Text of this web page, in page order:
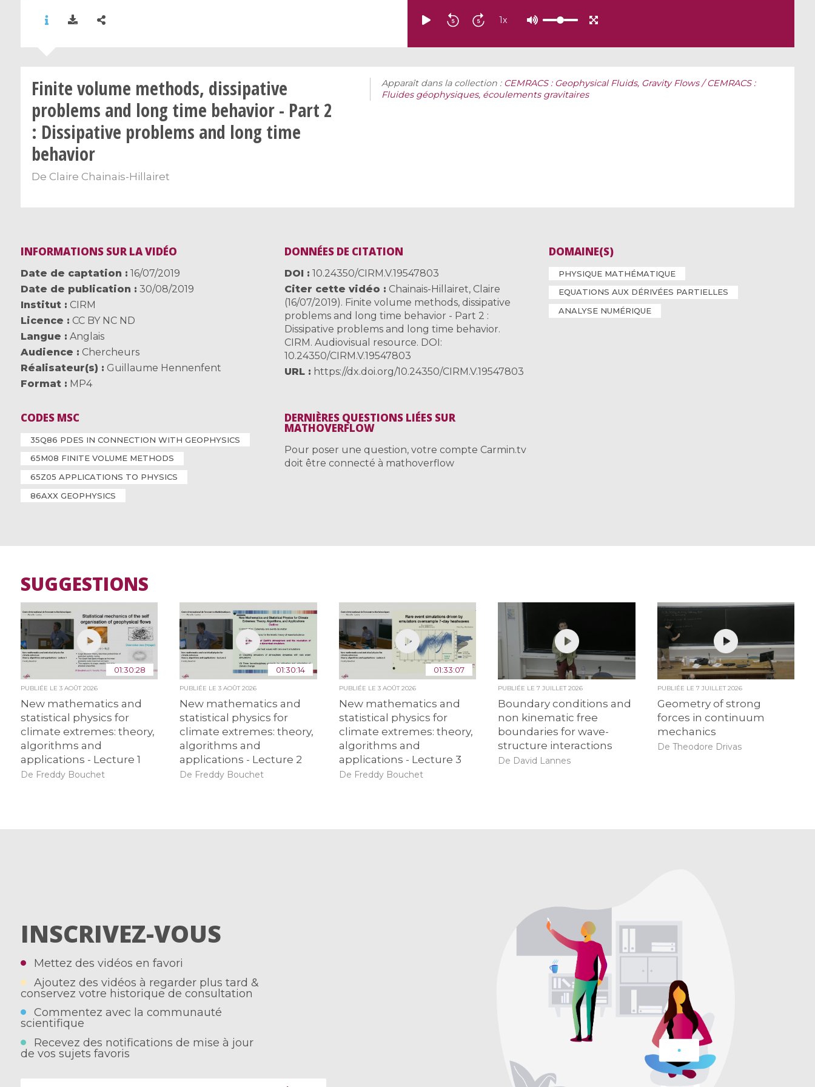
1x
Finite volume methods, dissipative
problems and long time behavior - Part 2
: Dissipative problems and long time
behavior
De Claire Chainais-Hillairet
Apparaît dans la collection : CEMRACS : Geophysical Fluids, Gravity Flows / CEMRACS :
Fluides géophysiques, écoulements gravitaires
INFORMATIONS SUR LA VIDÉO
Date de captation
16/07/2019
Date de publication
30/08/2019
Institut
CIRM
Licence
CC BY NC ND
Langue
Anglais
Audience
Chercheurs
Réalisateur(s)
Guillaume Hennenfent
Format
MP4
DONNÉES DE CITATION
DOI
10.24350/CIRM.V.19547803
Citer cette vidéo
Chainais-Hillairet, Claire
(16/07/2019). Finite volume methods, dissipative
problems and long time behavior - Part 2 :
Dissipative problems and long time behavior.
CIRM. Audiovisual resource. DOI:
10.24350/CIRM.V.19547803
URL
https://dx.doi.org/10.24350/CIRM.V.19547803
DOMAINE(S)
PHYSIQUE MATHÉMATIQUE
EQUATIONS AUX DÉRIVÉES PARTIELLES
ANALYSE NUMÉRIQUE
CODES MSC
35Q86 PDES IN CONNECTION WITH GEOPHYSICS
65M08 FINITE VOLUME METHODS
65Z05 APPLICATIONS TO PHYSICS
86AXX GEOPHYSICS
DERNIÈRES QUESTIONS LIÉES SUR
MATHOVERFLOW
Pour poser une question, votre compte Carmin.tv
doit être connecté à mathoverflow
SUGGESTIONS
01:30:28
PUBLIÉE LE 3 AOÛT 2026
New mathematics and
statistical physics for
climate extremes: theory,
algorithms and
applications - Lecture 1
De Freddy Bouchet
01:30:14
PUBLIÉE LE3 AOÛT 2026
New mathematics and
statistical physics for
climate extremes: theory,
algorithms and
applications - Lecture 2
De Freddy Bouchet
01:33:07
PUBLIÉE LE 3 AOÛT 2026
New mathematics and
statistical physics for
climate extremes: theory,
algorithms and
applications - Lecture 3
De Freddy Bouchet
PUBLIÉE LE7 JUILLET 2026
Boundary conditions and
non kinematic free
boundaries for wave-
structure interactions
De David Lannes
PUBLIÉE LE 7 JUILLET 2026
Geometry of strong
forces in continuum
mechanics
De Theodore Drivas
INSCRIVEZ-VOUS
Mettez des vidéos en favori
Ajoutez des vidéos à regarder plus tard &
conservez votre historique de consultation
Commentez avec la communauté
scientifique
Recevez des notifications de mise à jour
de vos sujets favoris